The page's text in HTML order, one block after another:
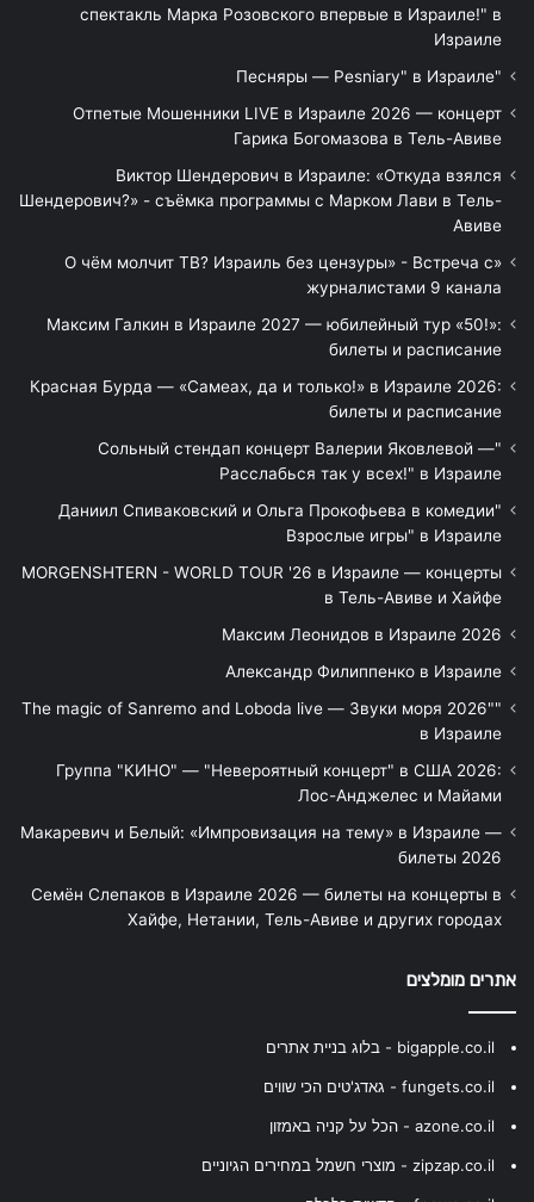
спектакль Марка Розовского впервые в Израиле!" в
Израиле
"Песняры — Pesniary" в Израиле
Отпетые Мошенники LIVE в Израиле 2026 — концерт
Гарика Богомазова в Тель-Авиве
Виктор Шендерович в Израиле: «Откуда взялся
Шендерович?» - съёмка программы с Марком Лави в Тель-
Авиве
«О чём молчит ТВ? Израиль без цензуры» - Встреча с
журналистами 9 канала
Максим Галкин в Израиле 2027 — юбилейный тур «50!»:
билеты и расписание
Красная Бурда — «Самеах, да и только!» в Израиле 2026:
билеты и расписание
"Сольный стендап концерт Валерии Яковлевой —
Расслабься так у всех!" в Израиле
"Даниил Спиваковский и Ольга Прокофьева в комедии
Взрослые игры" в Израиле
MORGENSHTERN - WORLD TOUR '26 в Израиле — концерты
в Тель-Авиве и Хайфе
Максим Леонидов в Израиле 2026
Александр Филиппенко в Израиле
"The magic of Sanremo and Loboda live — Звуки моря 2026"
в Израиле
Группа "КИНО" — "Невероятный концерт" в США 2026:
Лос-Анджелес и Майами
Макаревич и Белый: «Импровизация на тему» в Израиле —
билеты 2026
Семён Слепаков в Израиле 2026 — билеты на концерты в
Хайфе, Нетании, Тель-Авиве и других городах
אתרים מומלצים
bigapple.co.il - בלוג בניית אתרים
fungets.co.il - גאדג'טים הכי שווים
azone.co.il - הכל על קניה באמזון
zipzap.co.il - מוצרי חשמל במחירים הגיוניים